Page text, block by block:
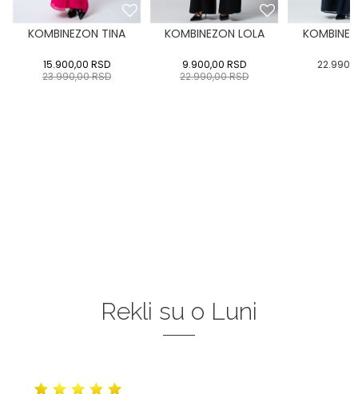
KOMBINEZON TINA
15.900,00 RSD
23.990,00RSD
KOMBINEZON LOLA
9.900,00 RSD
22.990,00RSD
Rekli su o Luni